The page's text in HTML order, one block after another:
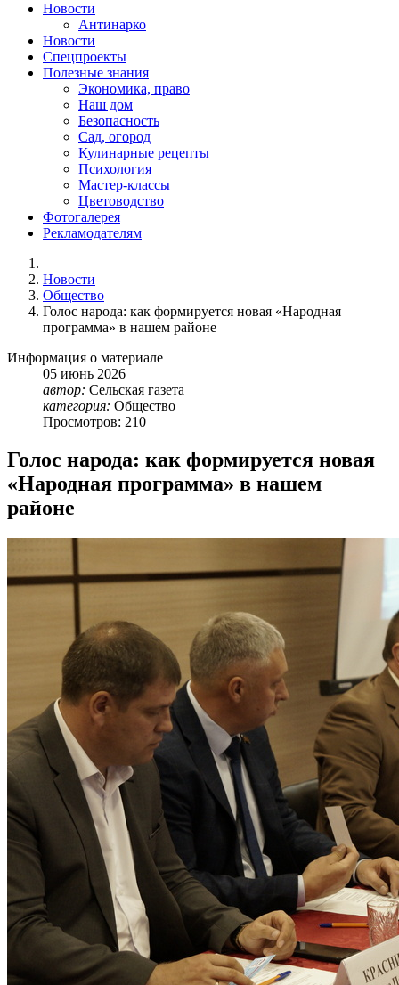
Новости
Антинарко
Новости
Спецпроекты
Полезные знания
Экономика, право
Наш дом
Безопасность
Сад, огород
Кулинарные рецепты
Психология
Мастер-классы
Цветоводство
Фотогалерея
Рекламодателям
Новости
Общество
Голос народа: как формируется новая «Народная
программа» в нашем районе
Информация о материале
05 июнь 2026
автор: Сельская газета
категория: Общество
Просмотров: 210
Голос народа: как формируется новая
«Народная программа» в нашем
районе